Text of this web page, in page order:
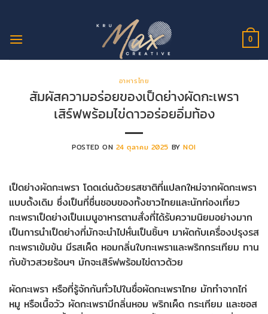
ยัง
0
อาหารไทย
สัมผัสความอร่อยของเป็ดย่างผัดกะเพรา
เสิร์ฟพร้อมไข่ดาวอร่อยอิ่มท้อง
POSTED ON 24 ตุลาคม 2025 BYNOI
เป็ดย่างผัดกะเพรา โดดเด่นด้วยรสชาติที่แปลกใหม่จากผัดกะเพรา
แบบดั้งเดิม ซึ่งเป็นที่ชื่นชอบของทั้งชาวไทยและนักท่องเที่ยว
กะเพราเป็ดย่างเป็นเมนูอาหารตามสั่งที่ได้รับความนิยมอย่างมาก
เป็นการนำเป็ดย่างที่มักจะนำไปหั่นเป็นชิ้นๆ มาผัดกับเครื่องปรุงรส
กะเพราเข้มข้น มีรสเผ็ด หอมกลิ่นใบกะเพราและพริกกระเทียม ทาน
กับข้าวสวยร้อนๆ มักจะเสิร์ฟพร้อมไข่ดาวด้วย
ผัดกะเพรา หรือที่รู้จักกันทั่วไปในชื่อผัดกะเพราไทย มักทำจากไก่
หมู หรือเนื้อวัว ผัดกะเพรามีกลิ่นหอม พริกเผ็ด กระเทียม และซอส